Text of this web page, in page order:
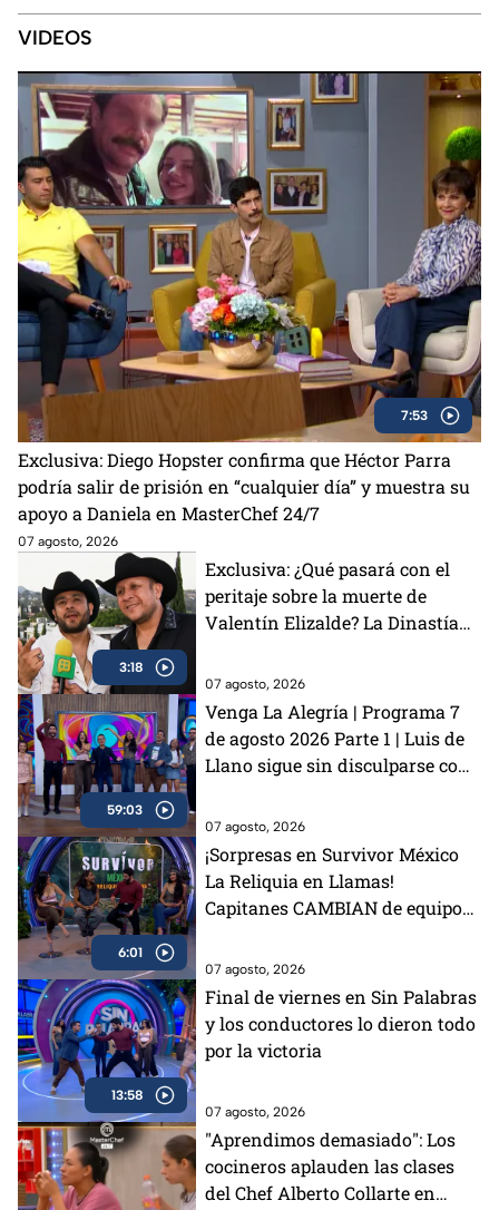
café
VIDEOS
7:53
Exclusiva: Diego Hopster confirma que Héctor Parra
podría salir de prisión en “cualquier día” y muestra su
apoyo a Daniela en MasterChef 24/7
07 agosto, 2026
3:18
Exclusiva: ¿Qué pasará con el
peritaje sobre la muerte de
Valentín Elizalde? La Dinastía
07 agosto, 2026
59:03
Venga La Alegría | Programa 7
de agosto 2026 Parte 1 | Luis de
Llano sigue sin disculparse con
habla de su hija Melenie y
preparamos unas ricas alitas
BBQ con café
07 agosto, 2026
6:01
¡Sorpresas en Survivor México
La Reliquia en Llamas!
Capitanes CAMBIAN de equipos
07 agosto, 2026
13:58
Final de viernes en Sin Palabras
y los conductores lo dieron todo
por la victoria
07 agosto, 2026
"Aprendimos demasiado": Los
cocineros aplauden las clases
del Chef Alberto Collarte en